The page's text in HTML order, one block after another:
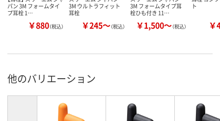
パン 3M フォームタイ
プ耳栓 1…
￥880（税込）
3M ウルトラフィット
耳栓
￥245～（税込）
3M フォームタイプ耳
栓ひも付き 11…
￥1,500～（税込）
ト
￥
他のバリエーション